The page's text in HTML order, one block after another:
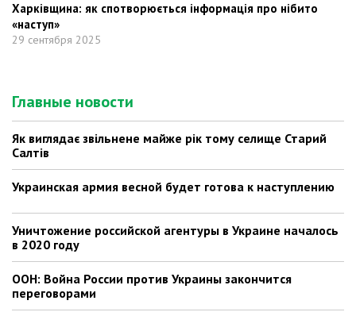
Харківщина: як спотворюється інформація про нібито
«наступ»
29 сентября 2025
Главные новости
Як виглядає звільнене майже рік тому селище Старий
Салтів
Украинская армия весной будет готова к наступлению
Уничтожение российской агентуры в Украине началось
в 2020 году
ООН: Война России против Украины закончится
переговорами